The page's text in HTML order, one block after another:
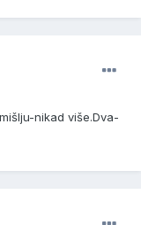
nikad više.Dva-